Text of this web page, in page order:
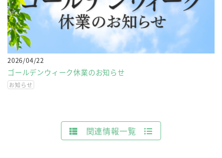
2026/04/22
ゴールデンウィーク休業のお知らせ
お知らせ
関連情報一覧